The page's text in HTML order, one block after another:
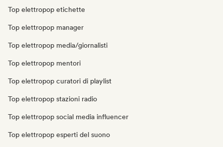
Top elettropop etichette
Top elettropop manager
Top elettropop media/giornalisti
Top elettropop mentori
Top elettropop curatori di playlist
Top elettropop stazioni radio
Top elettropop social media influencer
Top elettropop esperti del suono